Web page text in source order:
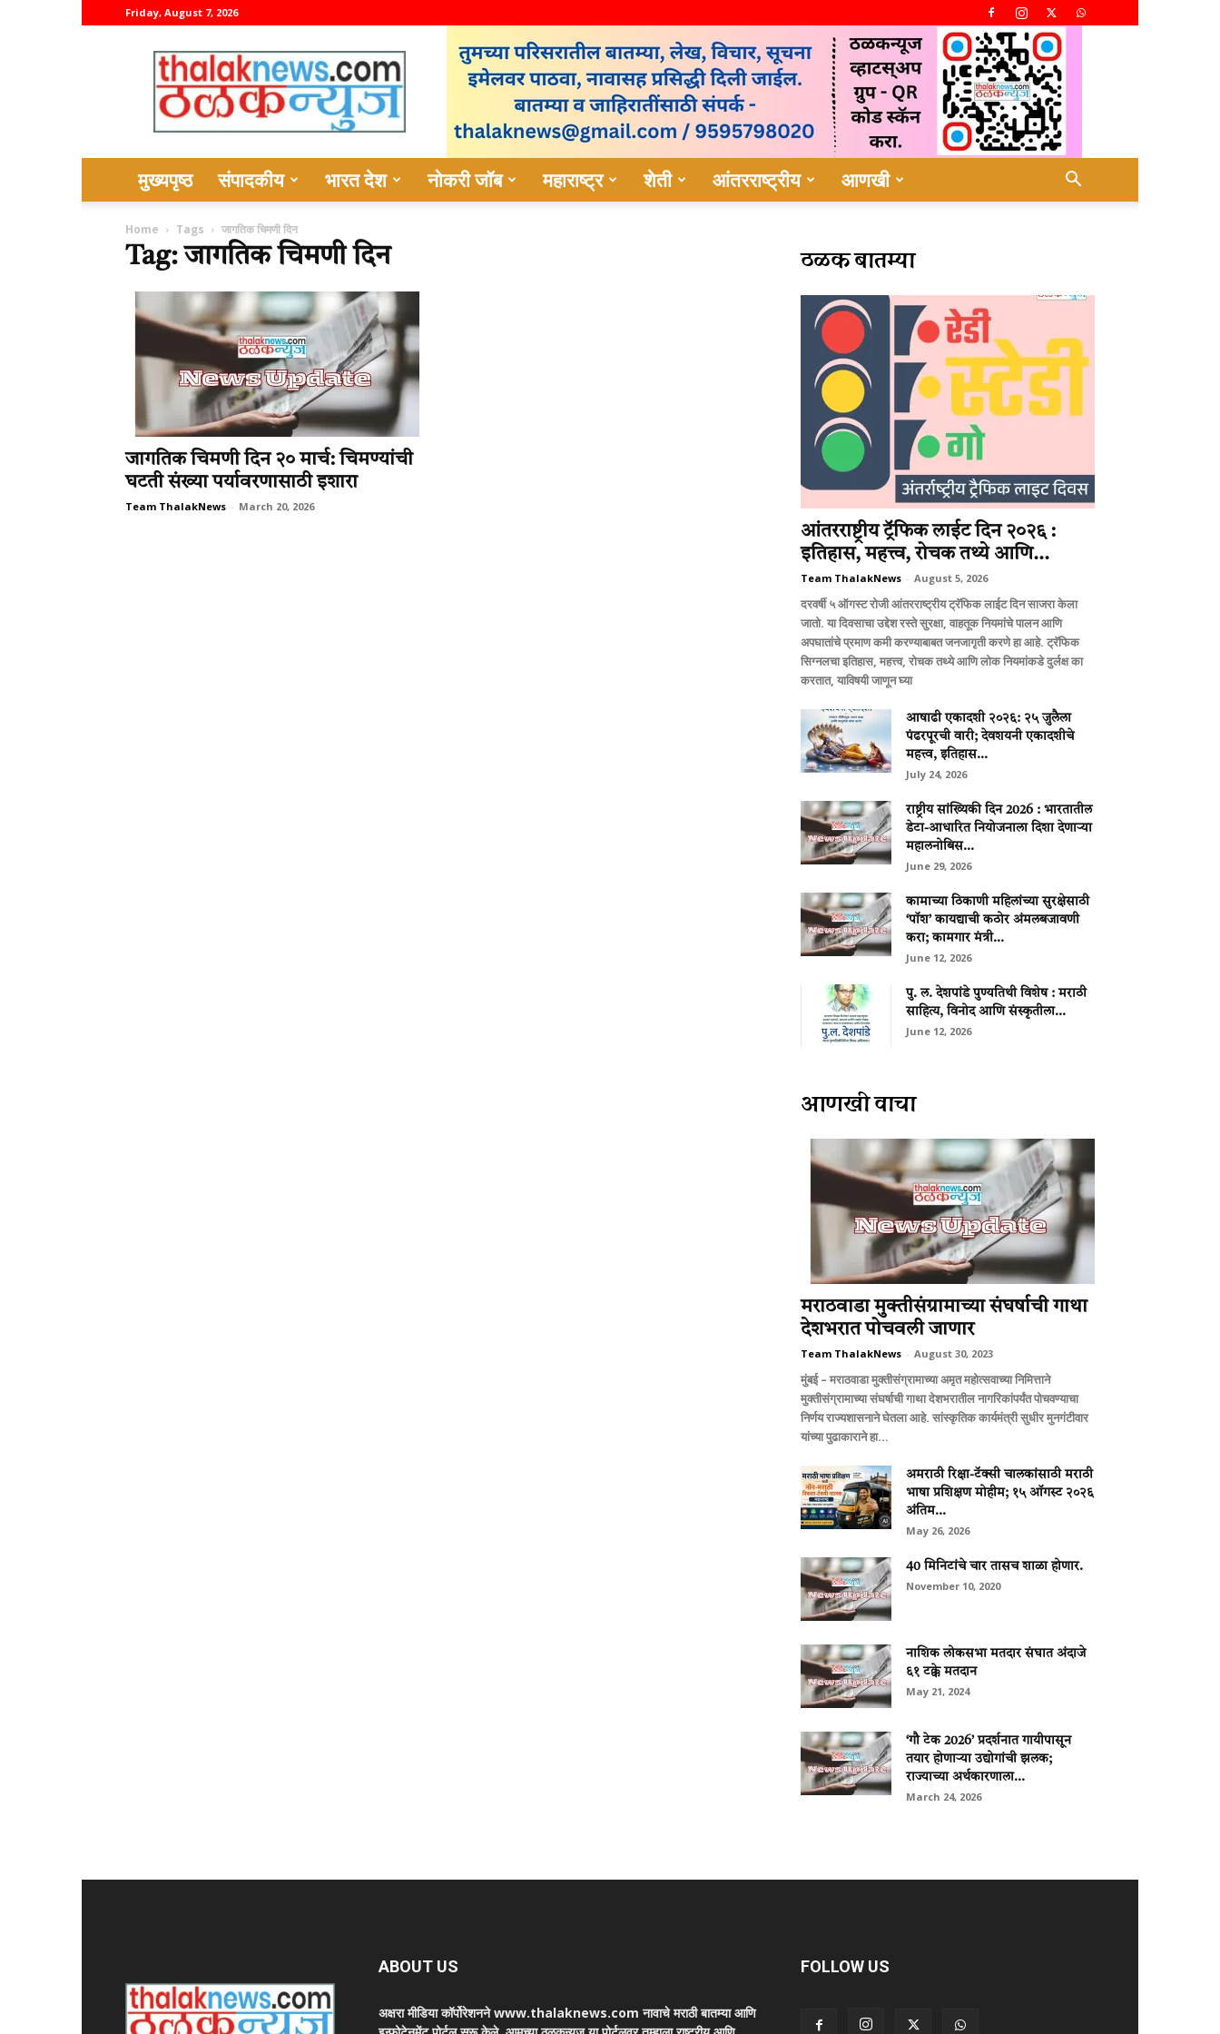
Friday, August 7, 2026
thalaknews
मुख्यपृष्ठ संपादकीय भारत देश नोकरी जॉब महाराष्ट्र शेती आंतरराष्ट्रीय आणखी
Home Tags जागतिक चिमणी दिन
Tag: जागतिक चिमणी दिन
जागतिक चिमणी दिन २० मार्च: चिमण्यांची
घटती संख्या पर्यावरणासाठी इशारा
Team ThalakNews - March 20, 2026
ठळक बातम्या
आंतरराष्ट्रीय ट्रॅफिक लाईट दिन २०२६ :
इतिहास, महत्त्व, रोचक तथ्ये आणि...
Team ThalakNews - August 5, 2026
दरवर्षी ५ ऑगस्ट रोजी आंतरराष्ट्रीय ट्रॅफिक लाईट दिन साजरा केला
जातो. या दिवसाचा उद्देश रस्ते सुरक्षा, वाहतूक नियमांचे पालन आणि
अपघातांचे प्रमाण कमी करण्याबाबत जनजागृती करणे हा आहे. ट्रॅफिक
सिग्नलचा इतिहास, महत्त्व, रोचक तथ्ये आणि लोक नियमांकडे दुर्लक्ष का
करतात, याविषयी जाणून घ्या
आषाढी एकादशी २०२६: २५ जुलैला
पंढरपूरची वारी; देवशयनी एकादशीचे
महत्त्व, इतिहास...
July 24, 2026
राष्ट्रीय सांख्यिकी दिन 2026 : भारतातील
डेटा-आधारित नियोजनाला दिशा देणाऱ्या
महालनोबिस...
June 29, 2026
कामाच्या ठिकाणी महिलांच्या सुरक्षेसाठी
‘पॉश’ कायद्याची कठोर अंमलबजावणी
करा; कामगार मंत्री...
June 12, 2026
पु. ल. देशपांडे पुण्यतिथी विशेष : मराठी
साहित्य, विनोद आणि संस्कृतीला...
June 12, 2026
आणखी वाचा
मराठवाडा मुक्‍तीसंग्रामाच्‍या संघर्षाची गाथा
देशभरात पोचवली जाणार
Team ThalakNews - August 30, 2023
मुंबई – मराठवाडा मुक्‍तीसंग्रामाच्‍या अमृत महोत्‍सवाच्‍या निमित्ताने
मुक्‍तीसंग्रामाच्‍या संघर्षाची गाथा देशभरातील नागरिकांपर्यंत पोचवण्‍याचा
निर्णय राज्‍यशासनाने घेतला आहे. सांस्‍कृतिक कार्यमंत्री सुधीर मुनगंटीवार
यांच्‍या पुढाकाराने हा...
अमराठी रिक्षा-टॅक्सी चालकांसाठी मराठी
भाषा प्रशिक्षण मोहीम; १५ ऑगस्ट २०२६
अंतिम...
May 26, 2026
40 मिनिटांचे चार तासच शाळा होणार.
November 10, 2020
नाशिक लोकसभा मतदार संघात अंदाजे
६१ टक्के मतदान
May 21, 2024
‘गौ टेक 2026’ प्रदर्शनात गायीपासून
तयार होणाऱ्या उद्योगांची झलक;
राज्याच्या अर्थकारणाला...
March 24, 2026
ABOUT US
अक्षरा मीडिया कॉर्पोरेशनने www.thalaknews.com नावाचे मराठी बातम्या आणि
FOLLOW US